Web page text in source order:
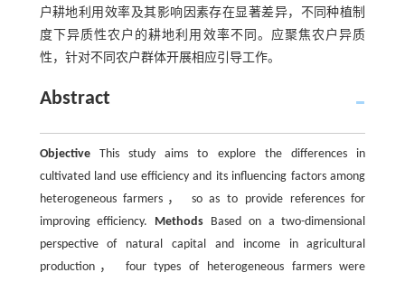
户耕地利用效率及其影响因素存在显著差异，不同种植制
度下异质性农户的耕地利用效率不同。应聚焦农户异质
性，针对不同农户群体开展相应引导工作。
Abstract
ObjectiveThis study aims to explore the differences in
cultivated land use efficiency and its influencing factors among
heterogeneous farmers， so as to provide references for
improving efficiency. Methods Based on a two-dimensional
perspective of natural capital and income in agricultural
production， four types of heterogeneous farmers were